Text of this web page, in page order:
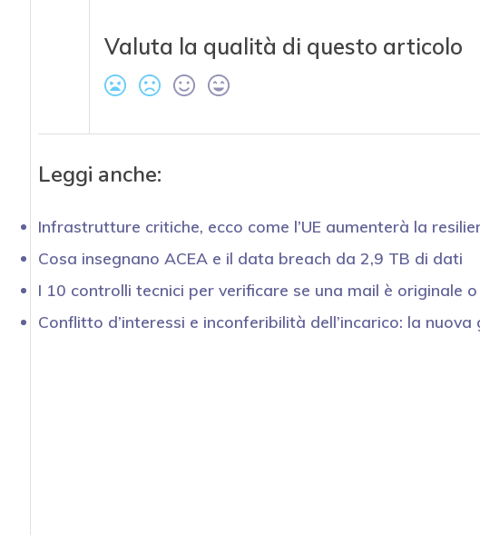
Valuta la qualità di questo articolo
Leggi anche:
Infrastrutture critiche, ecco come l’UE aumenterà la
Cosa insegnano ACEA e il data breach da 2,9 TB di dati
I 10 controlli tecnici per verificare se una mail è originale
Conflitto d’interessi e inconferibilità dell’incarico: la